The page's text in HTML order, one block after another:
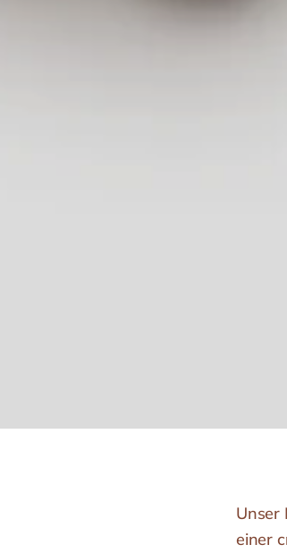
Unser
einer